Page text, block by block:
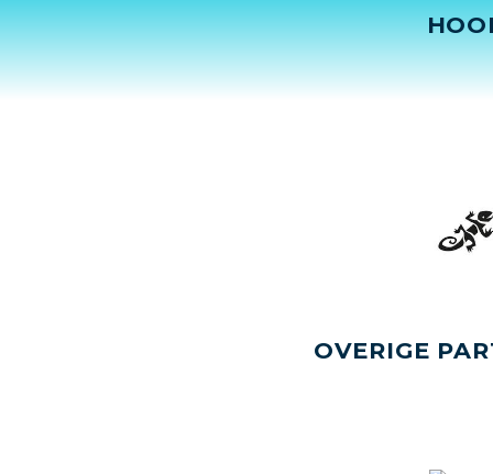
OVERIGE